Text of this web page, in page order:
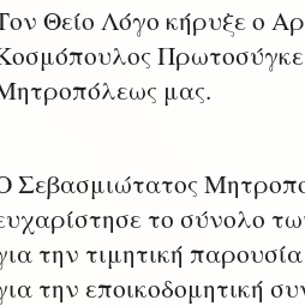
Θείο Λόγο κήρυξε ο
μας.
Σεβασμιώτατος
το σύνολο
την τιμητική
την εποικοδομητική